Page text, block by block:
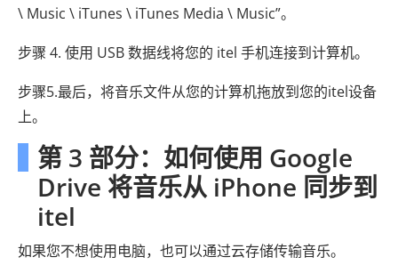
\ Music \ iTunes \ iTunes Media \ Music”。
步骤 4. 使用 USB 数据线将您的 itel 手机连接到计算机。
步骤5.最后，将音乐文件从您的计算机拖放到您的itel设备
上。
第 3 部分：如何使用 Google
Drive 将音乐从 iPhone 同步到
itel
如果您不想使用电脑，也可以通过云存储传输音乐。